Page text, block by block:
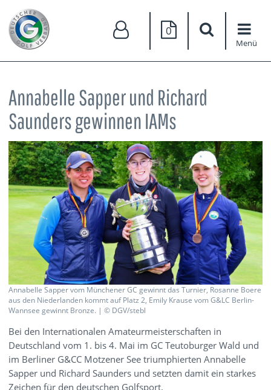
0
Menü
Annabelle Sapper und Richard
Saunders gewinnen IAMs
Annabelle Sapper vom Münchener GC gewinnt das Turnier, Rosanne Boere
aus den Niederlanden kommt auf Platz 2, Emily Krause vom G&LC Berlin-
Wannsee gewinnt Bronze. | © DGV/stebl
Bei den Internationalen Amateurmeisterschaften in
Deutschland vom 1. bis 4. Mai im GC Teutoburger Wald und
im Berliner G&CC Motzener See triumphierten Annabelle
Sapper und Richard Saunders und setzten damit ein starkes
Zeichen für den deutschen Golfsport.